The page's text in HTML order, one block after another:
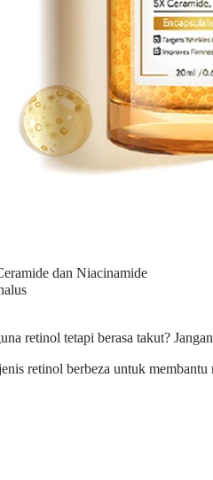
dan Niacinamide
retinol tetapi berasa takut?
retinol berbeza untuk